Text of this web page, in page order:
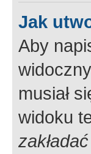
Jak
Aby
musiał
widoku